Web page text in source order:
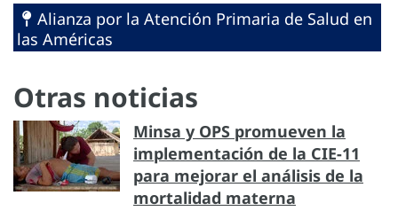
Alianza por la Atención Primaria de Salud en
las Américas
Otras noticias
Minsa y OPS promueven la
implementación de la CIE-11
para mejorar el análisis de la
mortalidad materna